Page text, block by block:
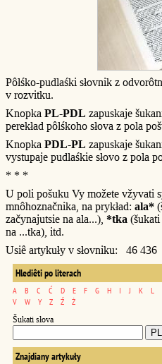
Pôlśko-pudlaśki słovnik z
v rozvitku.
Knopka PL-PDL zapuskaje
perekład pôlśkoho słova z pola
Knopka PDL-PL zapuskaje
vystupaje pudlaśkie słovo z pola
* * *
U poli pošuku Vy možete vžyvati
mnôhoznačnika, na prykład: ala*
začynajutsie na ala...), *tka (šukati
na ...tka), itd.
Usiê artykuły v słovniku: 46 436
Hlediêti po literach
A B C Ć D E F G H I J K L
V
W Y Z Ź Ż
Šukati słova
Znajdiany artykuły